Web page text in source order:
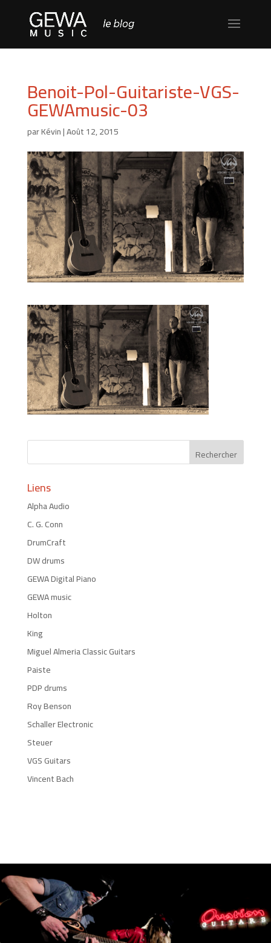
Benoit-Pol-Guitariste-VGS-
GEWAmusic-03
parKévin|Août 12, 2015
Liens
Alpha Audio
C. G. Conn
DrumCraft
DW drums
GEWA Digital Piano
GEWA music
Holton
King
Miguel Almeria Classic Guitars
Paiste
PDP drums
Roy Benson
Schaller Electronic
Steuer
VGS Guitars
Vincent Bach